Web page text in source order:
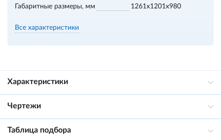
Габаритные размеры, мм
1261x1201x980
Все характеристики
Характеристики
Чертежи
Таблица подбора